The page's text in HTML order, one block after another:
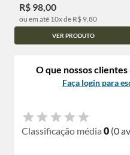
R$ 98,00
ou em até 10x de R$ 9,80
VER PRODUTO
O que nossos
Faça login para
Classificação média 0 (0